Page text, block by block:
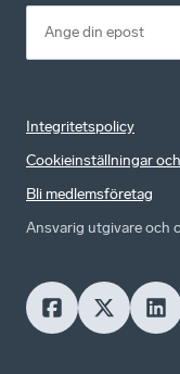
Integritetspolicy
Cookieinställningar
Bli medlemsföretag
Ansvarig utgivare och